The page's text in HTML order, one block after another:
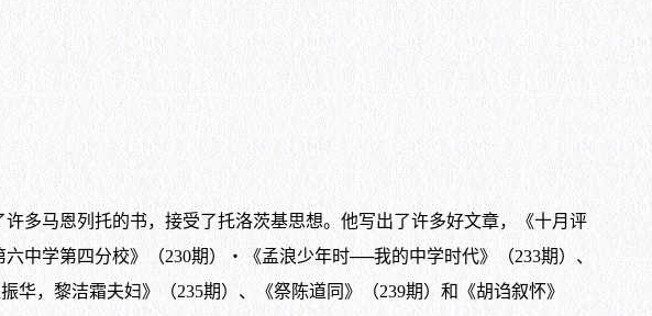
马恩列托的书，接受了托洛茨基思想。他写出了许多好文章，《十月评
中学第四分校》（230期）‧《孟浪少年时──我的中学时代》（233期）、
，黎洁霜夫妇》（235期）、《祭陈道同》（239期）和《胡诌叙怀》